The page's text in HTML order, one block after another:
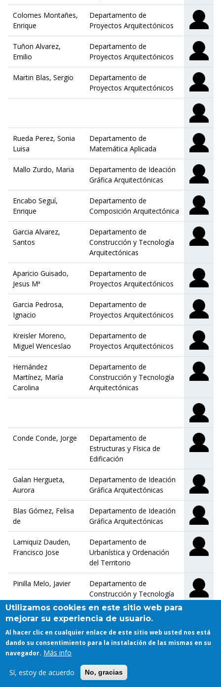
Colomes Montañes,
Enrique
Departamento de
Proyectos Arquitectónicos
Tuñon Alvarez,
Emilio
Departamento de
Proyectos Arquitectónicos
Martin Blas, Sergio
Departamento de
Proyectos Arquitectónicos
Rueda Perez, Sonia
Luisa
Departamento de
Matemática Aplicada
Mallo Zurdo, Maria
Departamento de Ideación
Gráfica Arquitectónicas
Encabo Seguí,
Enrique
Departamento de
Composición Arquitectónica
Garcia Alvarez,
Santos
Departamento de
Construcción y Tecnología
Arquitectónicas
Aparicio Guisado,
Jesus Mª
Departamento de
Proyectos Arquitectónicos
Garcia Pedrosa,
Ignacio
Departamento de
Proyectos Arquitectónicos
Kreisler Moreno,
Miguel Wenceslao
Departamento de
Proyectos Arquitectónicos
Hernández
Martínez, María
Carolina
Departamento de
Construcción y Tecnología
Arquitectónicas
Conde Conde, Jorge
Departamento de
Estructuras y Física de
Edificación
Galan Hergueta,
Aurora
Departamento de Ideación
Gráfica Arquitectónicas
Blas Gómez, Felisa
de
Departamento de Ideación
Gráfica Arquitectónicas
Lamiquiz Dauden,
Francisco Jose
Departamento de
Urbanística y Ordenación
del Territorio
Pinilla Melo, Javier
Departamento de
Construcción y Tecnología
Arquitectónicas
Alonso Ortiz, Angel
Proyectos Arquitectónicos
Pieltain Alvarez-
Proyectos Arquitectónicos
Utilizamos cookies en este sitio web para
mejorar su experiencia de usuario.
Al hacer clic en cualquier enlace de este sitio web usted nos está
dando su consentimiento para la instalación de las mismas en su
navegador. Más info
Sí, estoy de acuerdo No, gracias